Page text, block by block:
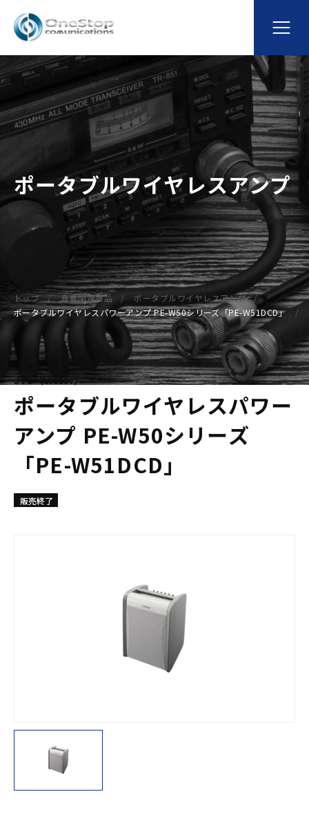
ポータブルワイヤレスアンプ
トップ 音響関連商品
ポータブルワイヤレスアンプ
ポータブルワイヤレスパワーアンプ PE-W50シリーズ「PE-W51DCD」
JVC（Victor）
ポータブルワイヤレスパワー
アンプ PE-W50シリーズ
「PE-W51DCD」
販売終了